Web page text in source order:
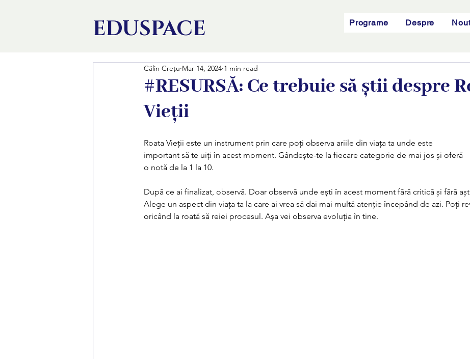
EDUSPACE Programe Despre
#RESURSĂ: Ce trebuie să știi despre
Vieții
Călin Crețu Mar 14, 2024 1 min read
Roata Vieții este un instrument prin care poți observa ariile din viața ta unde este
important să te uiți în acest moment. Gândește-te la fiecare categorie de mai jos și oferă
o notă de la 1 la 10.
După ce ai finalizat, observă. Doar observă unde ești în acest moment fără critică și fără
Alege un aspect din viața ta la care ai vrea să dai mai multă atenție începând de azi. Poți
oricând la roată să reiei procesul. Așa vei observa evoluția în tine.